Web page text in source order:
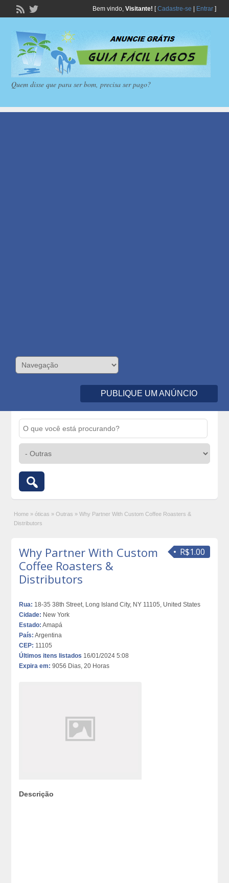
Bem vindo, Visitante! [Cadastre-se Entrar]
Quem disse que para ser bom, precisa ser pago?
PUBLIQUE UM ANÚNCIO
Home » óticas » Outras » Why Partner With Custom Coffee Roasters &
Distributors
R$1.00
Why Partner With Custom
Coffee Roasters &
Distributors
Rua: 18-35 38th Street, Long Island City, NY 11105, United States
Cidade: New York
Estado: Amapá
País: Argentina
CEP: 11105
Últimos itens listados 16/01/2024 5:08
Expira em: 9056 Dias, 20 Horas
Descrição